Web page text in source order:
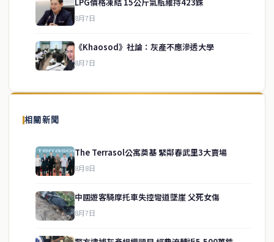
8月7日
《Khaosod》社論：灰產不應滲透大學
8月7日
相關新聞
The Terrasol公寓奠基 緊鄰春武里3大賣場
8月8日
中國遊客騎摩托車失控彎道墜崖 父死女傷
8月7日
關於我們
泰國中文新聞（TCN）是一家總部設於曼谷的中文新聞媒體，致力於
供即時、客觀、多元的中文新聞內容。
房地產
service@thaichinesenews.com